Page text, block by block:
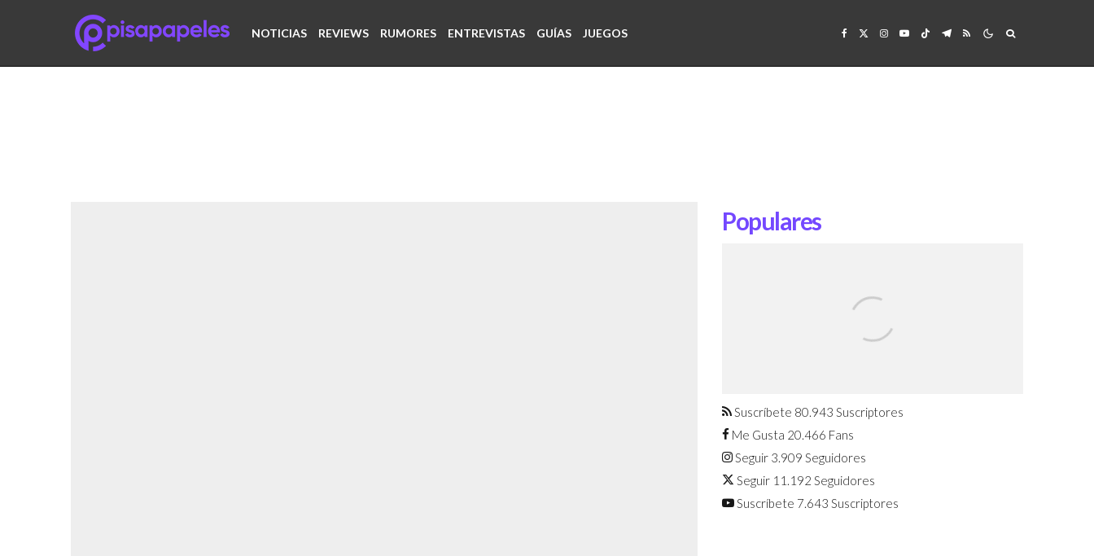
NOTICIAS REVIEWS RUMORES ENTREVISTAS GUÍAS JUEGOS
Populares
agosto
Suscríbete 80.943 Suscriptores
Me Gusta 20.466 Fans
Seguir 3.909 Seguidores
Seguir 11.192 Seguidores
Suscríbete 7.643 Suscriptores